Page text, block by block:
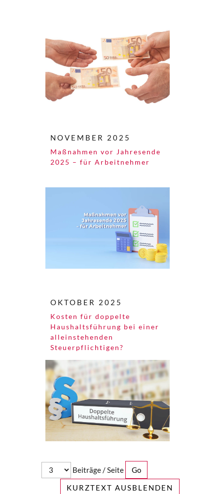
NOVEMBER 2025
Maßnahmen vor Jahresende
2025 – für Arbeitnehmer
OKTOBER 2025
Kosten für doppelte
Haushaltsführung bei einer
alleinstehenden
Steuerpflichtigen?
Beiträge / Seite
KURZTEXT AUSBLENDEN